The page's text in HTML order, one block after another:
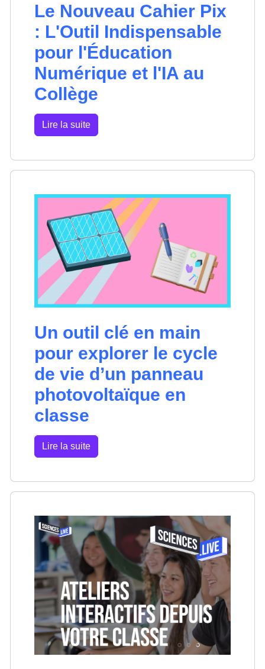
Le Nouveau Cahier Pix
: L'Outil Indispensable
pour l'Éducation
Numérique et l'IA au
Collège
Lire la suite
Un outil clé en main
pour explorer le cycle
de vie d’un panneau
photovoltaïque en
classe
Lire la suite